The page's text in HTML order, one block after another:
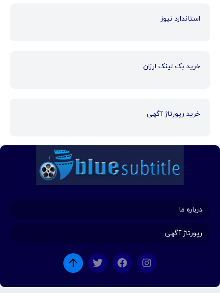
استاندارد نیوز
خرید بک لینک ارزان
خرید رپورتاژ آگهی
درباره ما
رپورتاژ آگهی